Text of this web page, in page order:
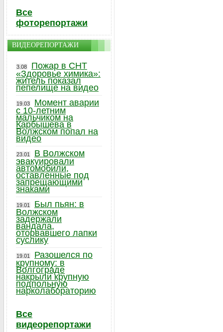
Все
фоторепортажи
ВИДЕОРЕПОРТАЖИ
3.08
Пожар в СНТ
«Здоровье химика»:
житель показал
пепелище на видео
19.03
Момент аварии
с 10-летним
мальчиком на
Карбышева в
Волжском попал на
видео
23.01
В Волжском
эвакуировали
автомобили,
оставленные под
запрещающими
знаками
19.01
Был пьян: в
Волжском
задержали
вандала,
оторвавшего лапки
суслику
19.01
Разошелся по
крупному: в
Волгограде
накрыли крупную
подпольную
нарколабораторию
Все
видеорепортажи